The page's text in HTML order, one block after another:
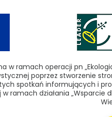
w ramach operacji pn
poprzez stworzenie
spotkań informujących i
w ramach działania „Wsparcie